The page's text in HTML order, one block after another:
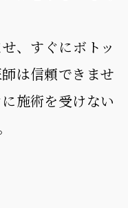
、すぐにボトッ
は信頼できませ
施術を受けない